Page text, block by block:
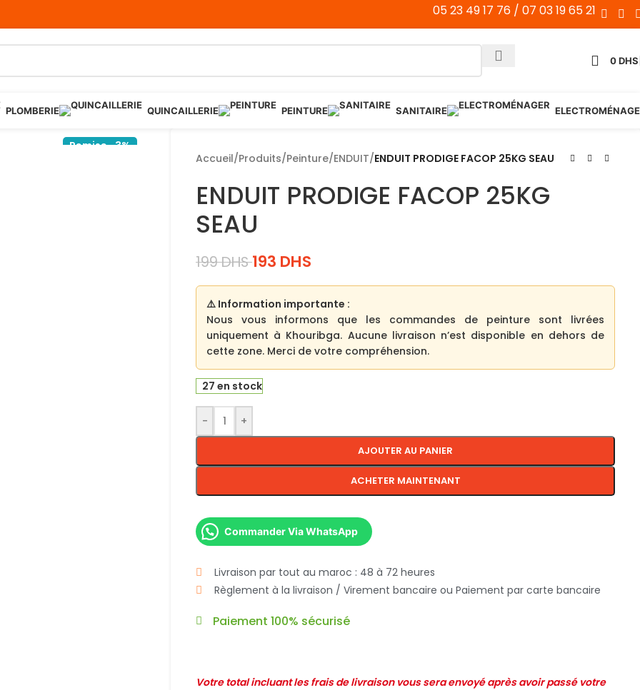
05 23 49 17 76 / 07 03 19 65 21
0DHS
PLOMBERIE QUINCAILLERIE PEINTURE SANITAIRE
Remise -3%
Accueil/Produits/Peinture/ENDUIT/ENDUIT PRODIGE FACOP 25KG SEAU
ENDUIT PRODIGE FACOP 25KG
SEAU
199DHS 193 DHS
⚠️ Information importante :
Nous vous informons que les commandes de peinture sont livrées
uniquement à Khouribga. Aucune livraison n’est disponible en dehors de
cette zone. Merci de votre compréhension.
27 en stock
- +
AJOUTER AU PANIER
ACHETER MAINTENANT
Commander Via WhatsApp
Livraison par tout au maroc : 48 à 72 heures
Règlement à la livraison / Virement bancaire ou Paiement par carte bancaire
Paiement 100% sécurisé
Votre total incluant les frais de livraison vous sera envoyé après avoir passé votre